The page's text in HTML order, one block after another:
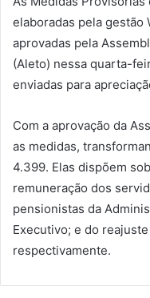
elaboradas pela gestão
aprovadas pela
(Aleto) nessa quarta-
enviadas para
Com a aprovação da
as medidas,
4.399. Elas dispõem
remuneração dos
pensionistas da
Executivo; e do
respectivamente.